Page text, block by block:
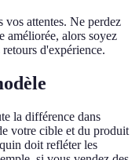
vos attentes. Ne perdez
améliorée, alors soyez
d'expérience.
la différence dans
votre cible et du produit
doit refléter les